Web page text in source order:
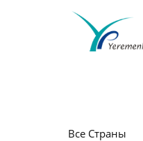
Все Страны